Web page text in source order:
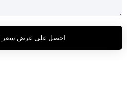
احصل على عرض